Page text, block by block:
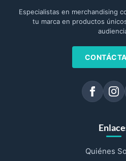
Especialistas en merchandising
tu marca en productos
Quiénes